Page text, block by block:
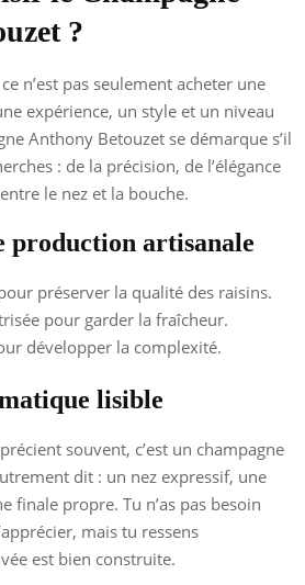
?
n’est pas seulement acheter une
expérience, un style et un niveau
Anthony Betouzet se démarque s’il
: de la précision, de l’élégance
le nez et la bouche.
production artisanale
préserver la qualité des raisins.
pour garder la fraîcheur.
développer la complexité.
lisible
souvent, c’est un champagne
dit : un nez expressif, une
finale propre. Tu n’as pas besoin
mais tu ressens
est bien construite.